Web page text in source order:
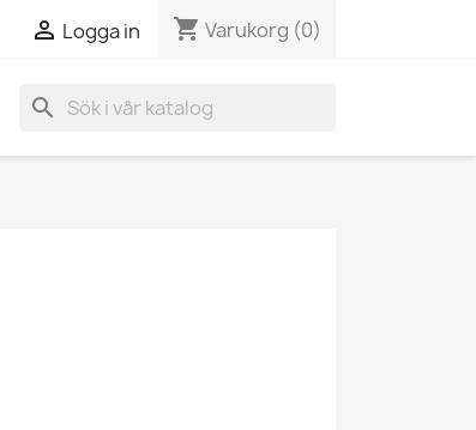
 Logga in shopping_cart Varukorg (0)
search